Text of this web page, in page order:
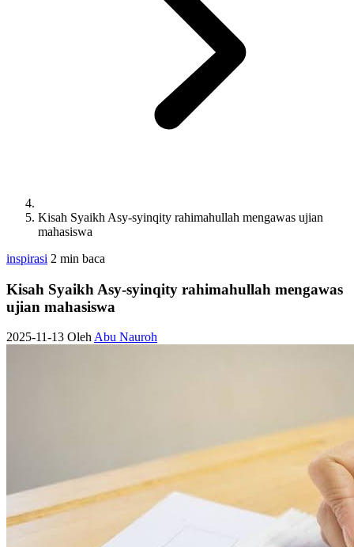
Kisah Syaikh Asy-syinqity rahimahullah mengawas ujian
mahasiswa
inspirasi 2 min baca
Kisah Syaikh Asy-syinqity rahimahullah mengawas
ujian mahasiswa
2025-11-13 OlehAbu Nauroh